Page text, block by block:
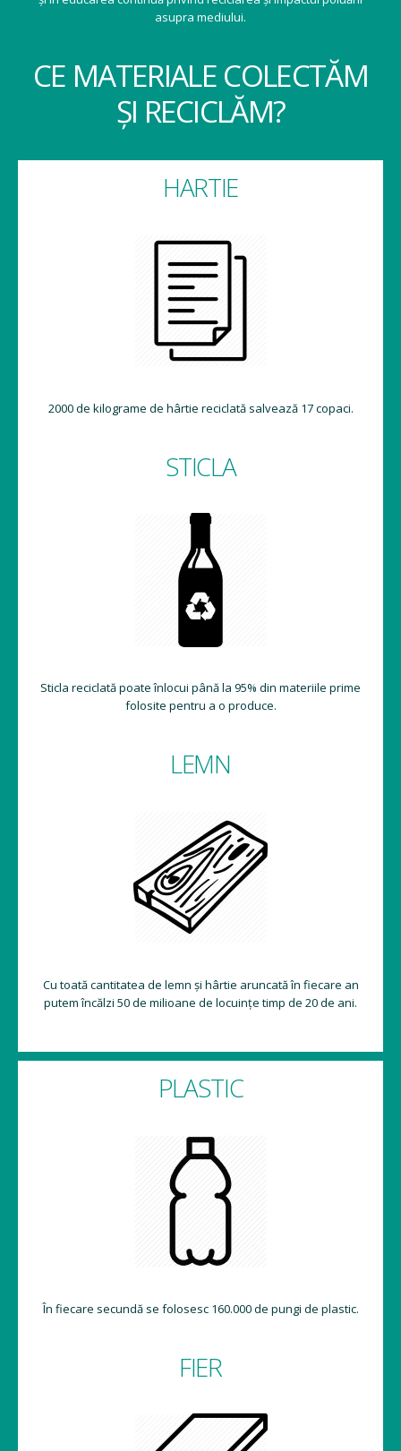
asupra mediului.
CE MATERIALE COLECTĂM
ȘI RECICLĂM?
HARTIE
2000 de kilograme de hârtie reciclată salvează 17 copaci.
STICLA
Sticla reciclată poate înlocui până la 95% din materiile prime
folosite pentru a o produce.
LEMN
Cu toată cantitatea de lemn și hârtie aruncată în fiecare an
putem încălzi 50 de milioane de locuințe timp de 20 de ani.
PLASTIC
În fiecare secundă se folosesc 160.000 de pungi de plastic.
FIER